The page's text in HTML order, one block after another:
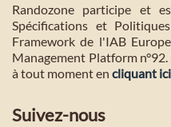
Randozone participe et
Spécifications et
Framework de l'IAB
Management Platform
à tout moment en cliquant ici
Suivez-nous